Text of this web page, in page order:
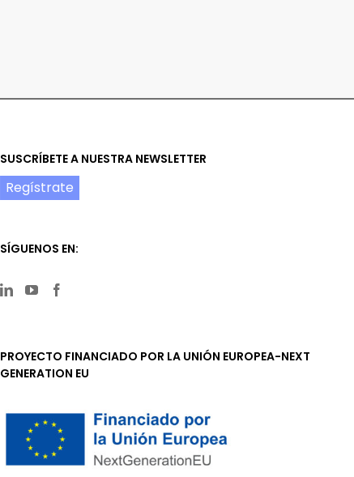
SUSCRÍBETE A NUESTRA NEWSLETTER
Regístrate
SÍGUENOS EN:
PROYECTO FINANCIADO POR LA UNIÓN EUROPEA-NEXT
GENERATION EU